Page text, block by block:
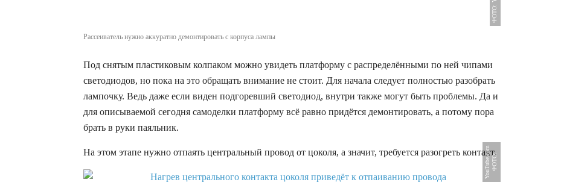
Рассеиватель нужно аккуратно демонтировать с корпуса лампы
Под снятым пластиковым колпаком можно увидеть платформу с распределёнными по ней чипами
светодиодов, но пока на это обращать внимание не стоит. Для начала следует полностью разобрать
лампочку. Ведь даже если виден подгоревший светодиод, внутри также могут быть проблемы. Да и
для описываемой сегодня самоделки платформу всё равно придётся демонтировать, а потому пора
брать в руки паяльник.
На этом этапе нужно отпаять центральный провод от цоколя, а значит, требуется разогреть контакт.
Ф
О
Т
О
:
Y
o
u
T
u
b
e
.
c
o
m